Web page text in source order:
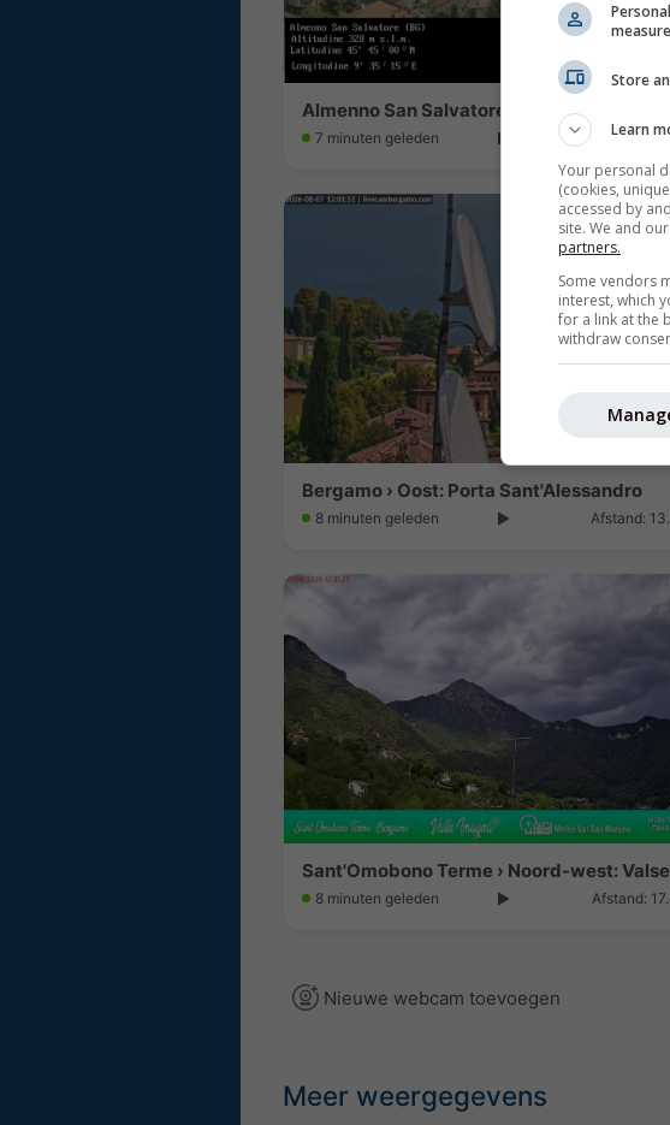
Almenno San Salvatore: Meteo
7 minuten geleden Afstand:
Bergamo › Oost: Porta Sant'Alessandro
8 minuten geleden Afstand:
8 minuten geleden Afstand:
Nieuwe webcam toevoegen
Meer weergegevens
Store
Learn
Your personal
(cookies,
accessed by
site. We and
partners.
Some vendors
interest, which
for a link at the
withdraw